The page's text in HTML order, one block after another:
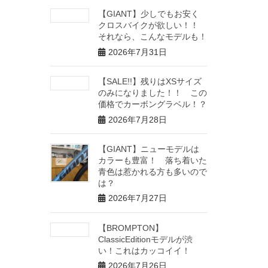
【GIANT】少しでもお安く
クロスバイクが欲しい！！
それなら、こんなモデルも！
2026年7月31日
【SALE!!】残りはXSサイズ
のみになりました！！ この
価格でカーボングラベル！？
2026年7月28日
【GIANT】ニューモデルは
カラーも豊富！ 落ち着いた
青色は惹かれる方も多いので
は？
2026年7月27日
【BROMPTON】
ClassicEditionモデルが渋
い！これはカッコイイ！
2026年7月26日